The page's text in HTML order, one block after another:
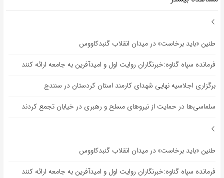
طنین «باید برخاست» در میدان انقلاب گنبدکاووس
فرمانده سپاه گناوه:خبرنگاران روایت اول و امیدآفرین به جامعه ارائه کنند
برگزاری اجلاسیه نهایی شهدای کارمند استان کردستان در سنندج
سلماسی‌ها در حمایت از نیروهای مسلح و رهبری در خیابان تجمع کردند
طنین «باید برخاست» در میدان انقلاب گنبدکاووس
فرمانده سپاه گناوه:خبرنگاران روایت اول و امیدآفرین به جامعه ارائه کنند